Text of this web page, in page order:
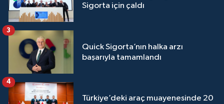
Sigorta için çaldı
Quick Sigorta’nın halka arzı
başarıyla tamamlandı
3
Türkiye’deki araç muayenesinde 20
4